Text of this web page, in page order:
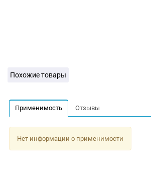
Похожие товары
Применимость Отзывы
Нет информации о применимости